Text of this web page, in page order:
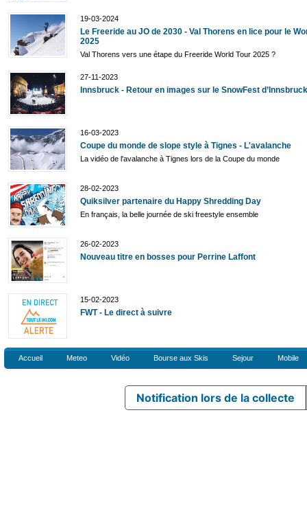
19-03-2024
Le Freeride au JO de 2030 - Val Thorens en lice pour le
2025
Val Thorens vers une étape du Freeride World Tour 2025 ?
27-11-2023
Innsbruck - Retour en images sur le SnowFest d’Innsbruck
16-03-2023
Coupe du monde de slope style à Tignes - L'avalanche
La vidéo de l'avalanche à Tignes lors de la Coupe du monde
28-02-2023
Quiksilver partenaire du Happy Shredding Day
En français, la belle journée de ski freestyle ensemble
26-02-2023
Nouveau titre en bosses pour Perrine Laffont
15-02-2023
FWT - Le direct à suivre
Accueil Meteo Vidéo Bourse aux Skis Sejour Mobile
Notification lors de la collecte